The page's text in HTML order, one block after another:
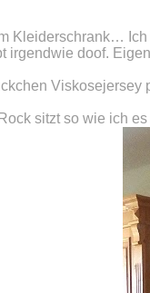
Kleiderschrank…
irgendwie doof.
sitzt so wie ich